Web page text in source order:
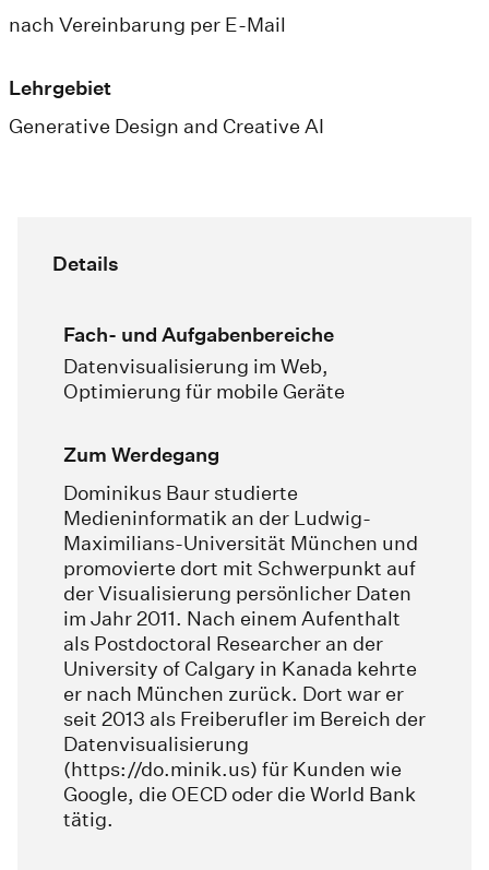
nach Vereinbarung per E-Mail
Lehrgebiet
Generative Design and Creative AI
Details
Fach- und Aufgabenbereiche
Datenvisualisierung im Web,
Optimierung für mobile Geräte
Zum Werdegang
Dominikus Baur studierte
Medieninformatik an der Ludwig-
Maximilians-Universität München und
promovierte dort mit Schwerpunkt auf
der Visualisierung persönlicher Daten
im Jahr 2011. Nach einem Aufenthalt
als Postdoctoral Researcher an der
University of Calgary in Kanada kehrte
er nach München zurück. Dort war er
seit 2013 als Freiberufler im Bereich der
Datenvisualisierung
(https://do.minik.us) für Kunden wie
Google, die OECD oder die World Bank
tätig.